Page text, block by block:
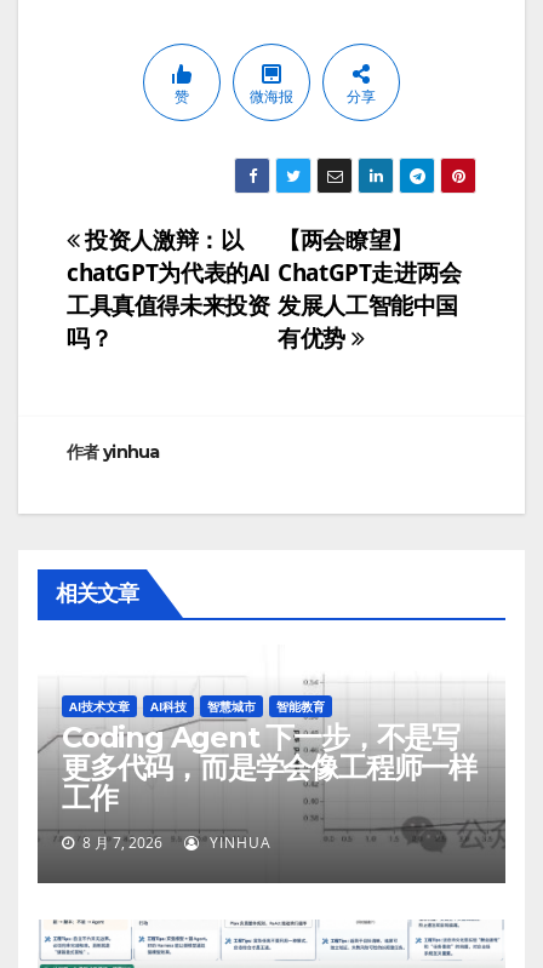
赞 微海报 分享
文
章
导
【两会瞭望】
ChatGPT走进两会
发展人工智能中国
有优势
投资人激辩：以
chatGPT为代表的AI
工具真值得未来投资
吗？
作者yinhua
相关文章
AI技术文章 AI科技 智慧城市 智能教育
Coding Agent 下一步，不是写
更多代码，而是学会像工程师一样
工作
8 月 7, 2026 YINHUA